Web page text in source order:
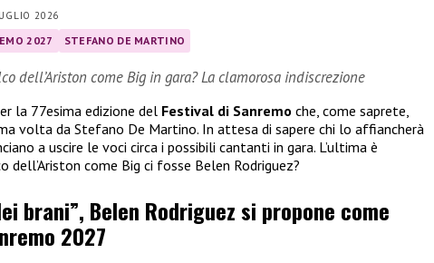
2026
2027 STEFANO DE MARTINO
dell’Ariston come Big in gara? La clamorosa indiscrezione
la 77esima edizione del Festival di Sanremo che, come saprete,
volta da Stefano De Martino. In attesa di sapere chi lo affiancherà
a uscire le voci circa i possibili cantanti in gara. L’ultima è
dell’Ariston come Big ci fosse Belen Rodriguez?
brani”, Belen Rodriguez si propone come
2027